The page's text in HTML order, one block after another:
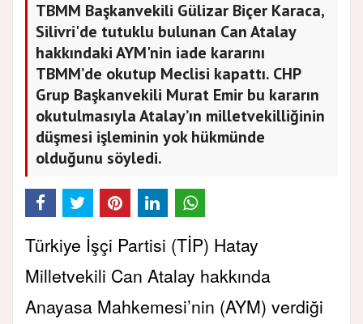
TBMM Başkanvekili Gülizar Biçer Karaca,
Silivri'de tutuklu bulunan Can Atalay
hakkındaki AYM'nin iade kararını
TBMM’de okutup Meclisi kapattı. CHP
Grup Başkanvekili Murat Emir bu kararın
okutulmasıyla Atalay’ın milletvekilliğinin
düşmesi işleminin yok hükmünde
olduğunu söyledi.
Türkiye İşçi Partisi (TİP) Hatay
Milletvekili Can Atalay hakkında
Anayasa Mahkemesi’nin (AYM) verdiği